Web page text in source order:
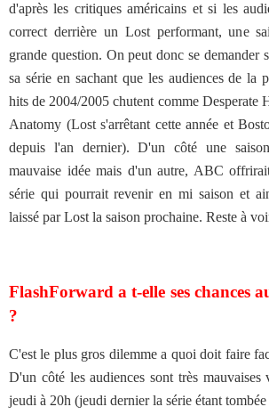
d'après les critiques américains et si les
correct derrière un Lost performant, une
grande question. On peut donc se demander
sa série en sachant que les audiences de la
hits de 2004/2005 chutent comme Desperate
Anatomy (Lost s'arrêtant cette année et
depuis l'an dernier). D'un côté une
mauvaise idée mais d'un autre, ABC
série qui pourrait revenir en mi saison et
laissé par Lost la saison prochaine. Reste à
FlashForward a t-elle ses chances
?
C'est le plus gros dilemme a quoi doit faire
D'un côté les audiences sont très mauvaises
jeudi à 20h (jeudi dernier la série étant